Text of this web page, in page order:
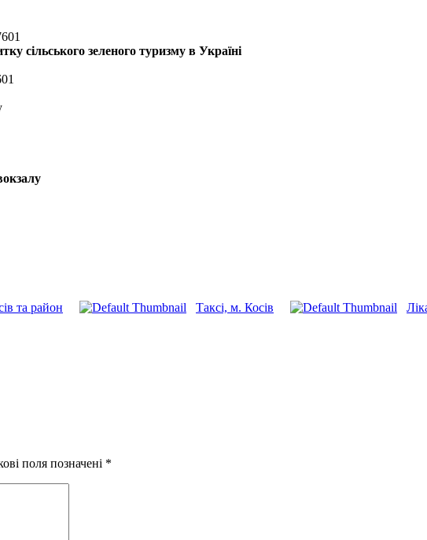
сільського зеленого туризму в Україні
та район Таксі, м. Косів
поля позначені *